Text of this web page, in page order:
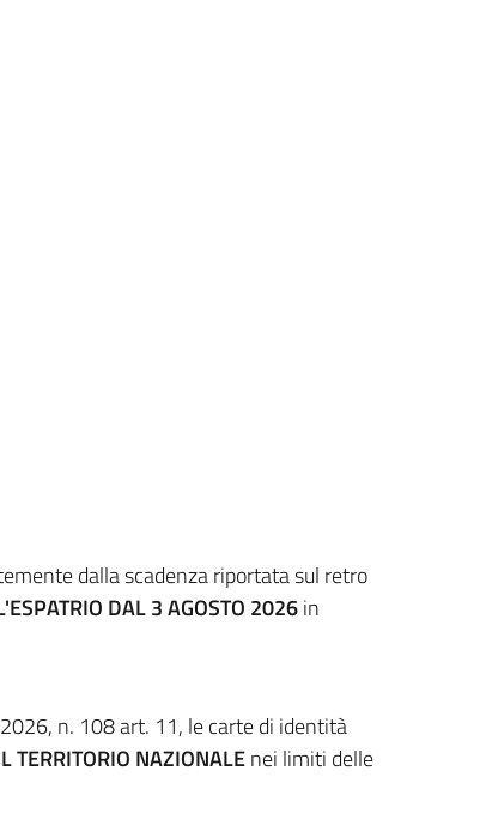
dalla scadenza riportata sul retro
DAL 3 AGOSTO 2026in
n. 108 art. 11, le carte di identità
TERRITORIO NAZIONALEnei limiti delle